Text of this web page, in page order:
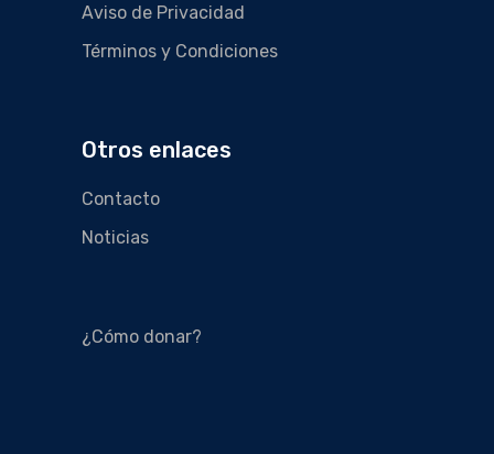
Aviso de Privacidad
Términos y Condiciones
Otros enlaces
Contacto
Noticias
¿Cómo donar?